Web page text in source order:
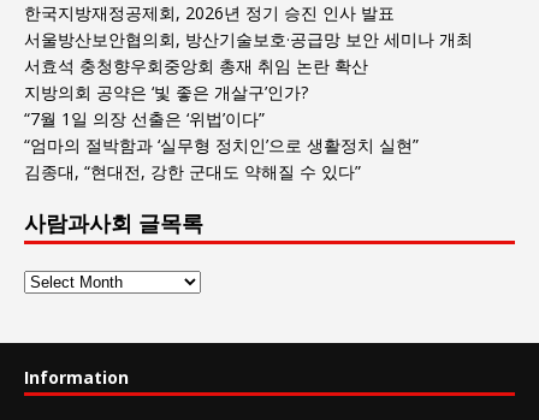
한국지방재정공제회, 2026년 정기 승진 인사 발표
서울방산보안협의회, 방산기술보호·공급망 보안 세미나 개최
서효석 충청향우회중앙회 총재 취임 논란 확산
지방의회 공약은 ‘빛 좋은 개살구’인가?
“7월 1일 의장 선출은 ‘위법’이다”
“엄마의 절박함과 ‘실무형 정치인’으로 생활정치 실현”
김종대, “현대전, 강한 군대도 약해질 수 있다”
사람과사회 글목록
사
회
Information